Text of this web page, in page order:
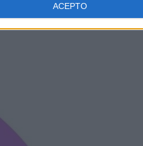
ACEPTO
con